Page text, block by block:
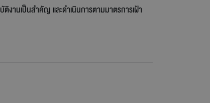
งานเป็นสำคัญ และดำเนินการตามมาตรการเฝ้า